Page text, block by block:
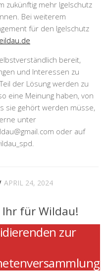
zukünftig mehr Igelschutz
Bei weiterem
für den Igelschutz
bereit,
und Interessen zu
der Lösung werden zu
eine Meinung haben, von
sie gehört werden müsse,
unter
oder auf
APRIL 24, 2024
für Wildau!
zur